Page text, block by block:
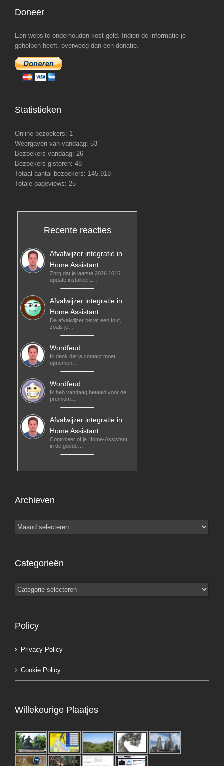
Doneer
Een website onderhouden kost geld. Indien de informatie je
geholpen heeft, overweeg dan een donatie.
Statistieken
Online bezoekers: 1
Weergaven van vandaag: 53
Bezoekers vandaag: 26
Bezoekers gisteren: 48
Totaal aantal bezoekers: 145.918
Totale pageviews: 25
Recente reacties
Afvalwijzer integratie in
Home Assistant
Zorg dat je laatste 2026.1016
update installeert.…
Afvalwijzer integratie in
Home Assistant
De afvalwijzer bevat een fout,
zoals je…
Wordfeud
Ik denk dat je contact moet
opnemen…
Wordfeud
Ik heb vandaag betaald voor de
premium…
Afvalwijzer integratie in
Home Assistant
Controleer of je Home-Assistant
in de goede…
Archieven
Archieven
Categorieën
Categorieën
Policy
Privacy Policy
Cookie Policy
Willekeurige Plaatjes